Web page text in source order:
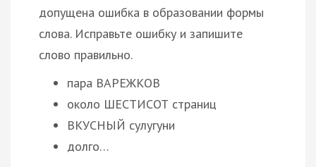
допущена ошибка в образовании формы
слова. Исправьте ошибку и запишите
слово правильно.
пара ВАРЕЖКОВ
около ШЕСТИСОТ страниц
ВКУСНЫЙ сулугуни
долго…